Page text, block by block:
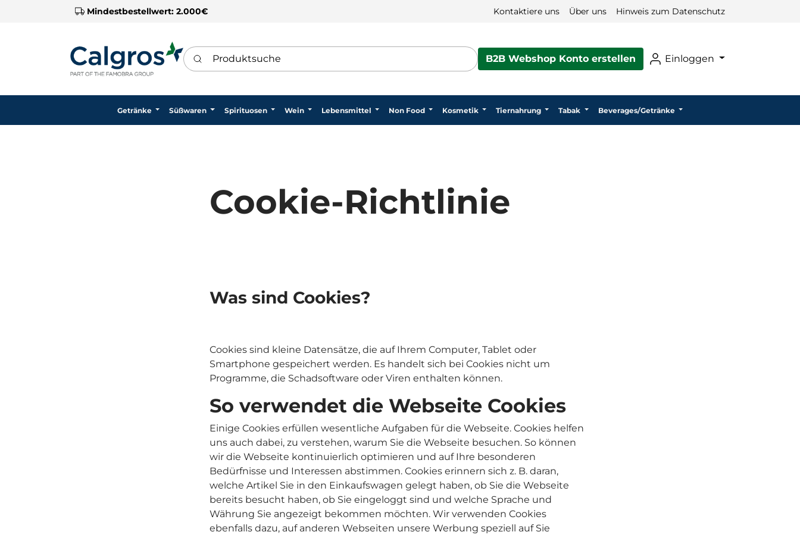
Mindestbestellwert: 2.000€ Kontaktiere uns Über uns Hinweis zum Datenschutz
Produktsuche
B2B Webshop Konto erstellen Einloggen
Getränke Süßwaren Spirituosen Wein Lebensmittel Non Food Kosmetik Tiernahrung Tabak Beverages/Getränke
Cookie-Richtlinie
Was sind Cookies?
Cookies sind kleine Datensätze, die auf Ihrem Computer, Tablet oder
Smartphone gespeichert werden. Es handelt sich bei Cookies nicht um
Programme, die Schadsoftware oder Viren enthalten können.
So verwendet die Webseite Cookies
Einige Cookies erfüllen wesentliche Aufgaben für die Webseite. Cookies helfen
uns auch dabei, zu verstehen, warum Sie die Webseite besuchen. So können
wir die Webseite kontinuierlich optimieren und auf Ihre besonderen
Bedürfnisse und Interessen abstimmen. Cookies erinnern sich z. B. daran,
welche Artikel Sie in den Einkaufswagen gelegt haben, ob Sie die Webseite
bereits besucht haben, ob Sie eingeloggt sind und welche Sprache und
Währung Sie angezeigt bekommen möchten. Wir verwenden Cookies
ebenfalls dazu, auf anderen Webseiten unsere Werbung speziell auf Sie